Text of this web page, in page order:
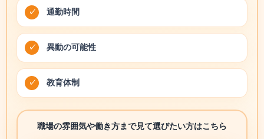
通勤時間
異動の可能性
教育体制
職場の雰囲気や働き方まで見て選びたい方はこちら